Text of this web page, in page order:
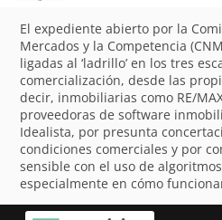
El expediente abierto por la
Mercados y la Competencia
ligadas al ‘ladrillo’ en los tres
comercialización, desde las
decir, inmobiliarias como RE/
proveedoras de software
Idealista, por presunta
condiciones comerciales y por
sensible con el uso de
especialmente en cómo